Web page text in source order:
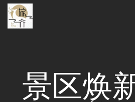
景区焕